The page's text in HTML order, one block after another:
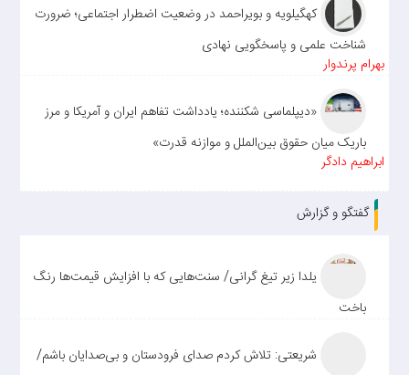
کهگیلویه و بویراحمد در وضعیت اضطرار اجتماعی؛ ضرورت
شناخت علمی و پاسخگویی نهادی
بهرام پرندوار
«دیپلماسی شکننده؛ یادداشت تفاهم ایران و آمریکا و مرز
باریک میان حقوق بین‌الملل و موازنه قدرت»
ابراهیم دادگر
گفتگو و گزارش
یلدا زیر تیغ گرانی/ سنت‌هایی که با افزایش قیمت‌ها رنگ
باخت
شریعتی: تلاش کردم صدای فرودستان و بی‌صدایان باشم/